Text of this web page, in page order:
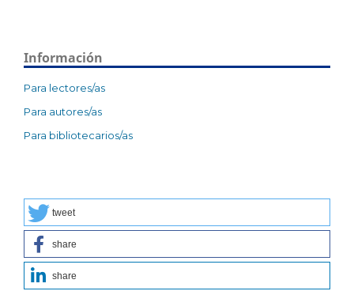
Información
Para lectores/as
Para autores/as
Para bibliotecarios/as
tweet
share
share